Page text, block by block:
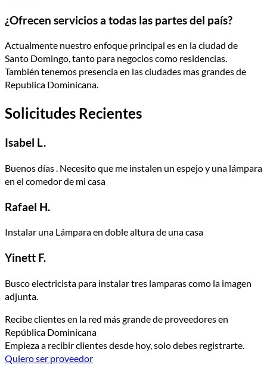
¿Ofrecen servicios a todas las partes del país?
Actualmente nuestro enfoque principal es en la ciudad de
Santo Domingo, tanto para negocios como residencias.
También tenemos presencia en las ciudades mas grandes de
Republica Dominicana.
Solicitudes Recientes
Isabel L.
Buenos días . Necesito que me instalen un espejo y una lámpara
en el comedor de mi casa
Rafael H.
Instalar una Lámpara en doble altura de una casa
Yinett F.
Busco electricista para instalar tres lamparas como la imagen
adjunta.
Recibe clientes en la red más grande de proveedores en
República Dominicana
Empieza a recibir clientes desde hoy, solo debes registrarte.
Quiero ser proveedor